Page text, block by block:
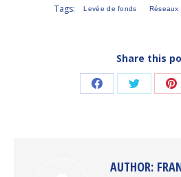
Tags:
Levée de fonds Réseaux
Share this
Share Share
AUTHOR: